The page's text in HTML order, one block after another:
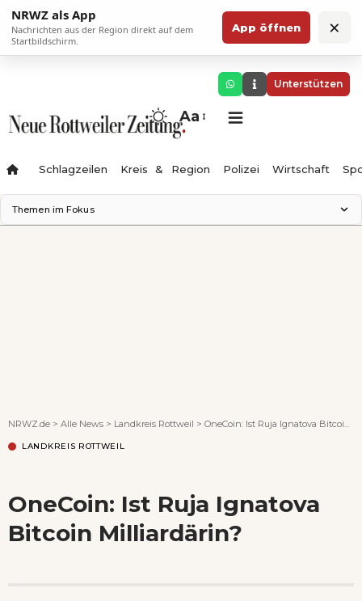
NRWZ als App
Nachrichten aus der Region direkt auf dem
Startbildschirm.
App öffnen ×
Unterstützen
Aa
Schlagzeilen Kreis & Region Polizei Wirtschaft
Themen im Fokus
NRWZ.de > Alle News > Landkreis Rottweil > OneCoin: Ist Ruja Ignatova Bitcoin Milliardärin?
LANDKREIS ROTTWEIL
OneCoin: Ist Ruja Ignatova
Bitcoin Milliardärin?